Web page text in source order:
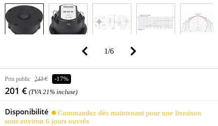
1/6
Prix public 243 € -17%
201 € (TVA 21% incluse)
Disponibilité
Commandez dès maintenant pour une livraison
sous environ 6 jours ouvrés